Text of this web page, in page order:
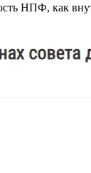
НПФ, как